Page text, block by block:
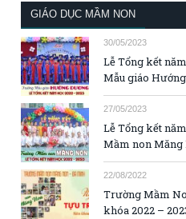
GIÁO DỤC MẦM NON
30/05/2023
Lễ Tổng kết
Mẫu giáo
27/05/2023
Lễ Tổng kết
Mầm non Măng
22/08/2022
Trường Mầm
khóa 2022 –